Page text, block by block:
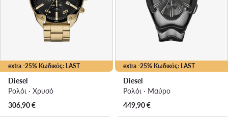
extra -25% Κωδικός: LAST
Diesel
Ρολόι · Χρυσό
306,90€
extra -25% Κωδικός: LAST
Diesel
Ρολόι · Μαύρο
449,90€